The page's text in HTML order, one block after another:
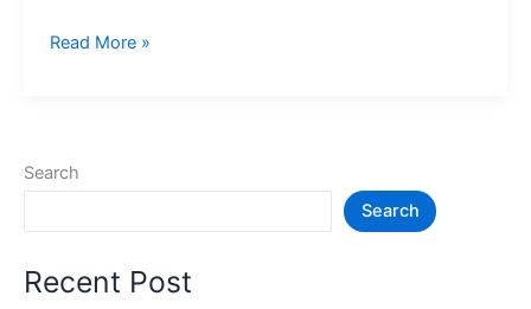
कैलाश
जानकारी
Mansarovar
Yatra
Read More »
Search
Search
Recent Post